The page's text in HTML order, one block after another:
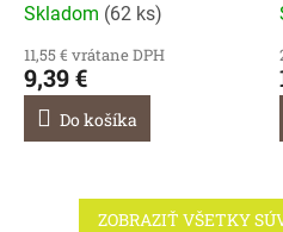
Skladom (62 ks)
11,55 € vrátane DPH
9,39 €
Do košíka
ZOBRAZIŤ VŠETKY